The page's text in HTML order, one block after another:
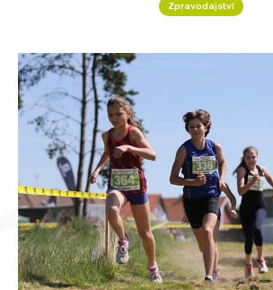
Zpravodajství